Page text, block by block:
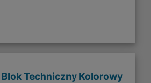
Techniczny Kolorowy